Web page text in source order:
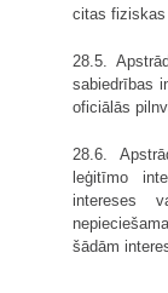
citas fiziskas
28.5.
sabiedrības
oficiālās
28.6.
leģitīmo
intereses
šādām